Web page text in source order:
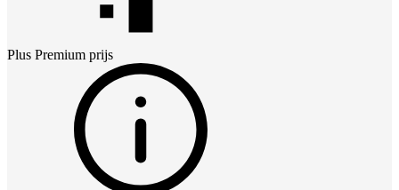
Plus Premium prijs